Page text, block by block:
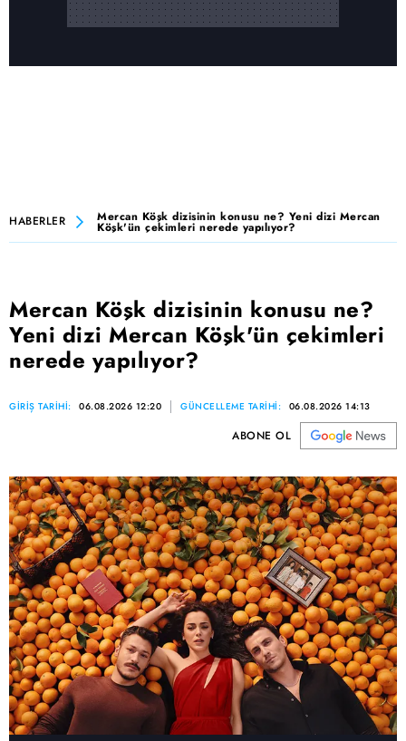
HABERLER Mercan Köşk dizisinin konusu ne? Yeni dizi Mercan
Köşk'ün çekimleri nerede yapılıyor?
Mercan Köşk dizisinin konusu ne?
Yeni dizi Mercan Köşk'ün çekimleri
nerede yapılıyor?
GİRİŞ TARİHİ: 06.08.2026 12:20 GÜNCELLEME TARİHİ: 06.08.2026 14:13
ABONE OL